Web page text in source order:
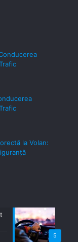
la Volan:
5